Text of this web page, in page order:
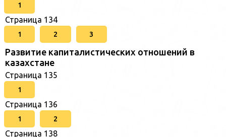
1
Страница 134
1 2 3
Развитие капиталистических отношений в
казахстане
Страница 135
1
Страница 136
1 2
Страница 138